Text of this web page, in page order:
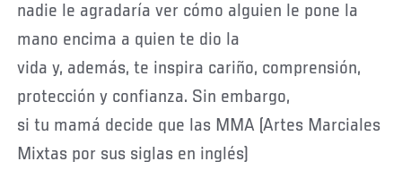
nadie le agradaría ver cómo alguien le pone la
mano encima a quien te dio la
vida y, además, te inspira cariño, comprensión,
protección y confianza. Sin embargo,
si tu mamá decide que las MMA (Artes Marciales
Mixtas por sus siglas en inglés)